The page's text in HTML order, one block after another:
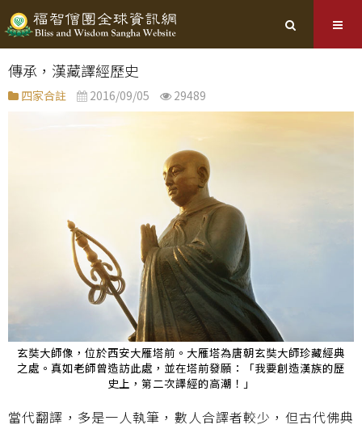
傳承，漢藏譯經歷史
四家合註 2016/09/05 29489
玄奘大師像，位於西安大雁塔前。大雁塔為唐朝玄奘大師珍藏經典
之處。真如老師曾造訪此處，並在塔前發願：「我要創造漢族的歷
史上，第二次譯經的高潮！」
當代翻譯，多是一人執筆，數人合譯者較少，但古代佛典